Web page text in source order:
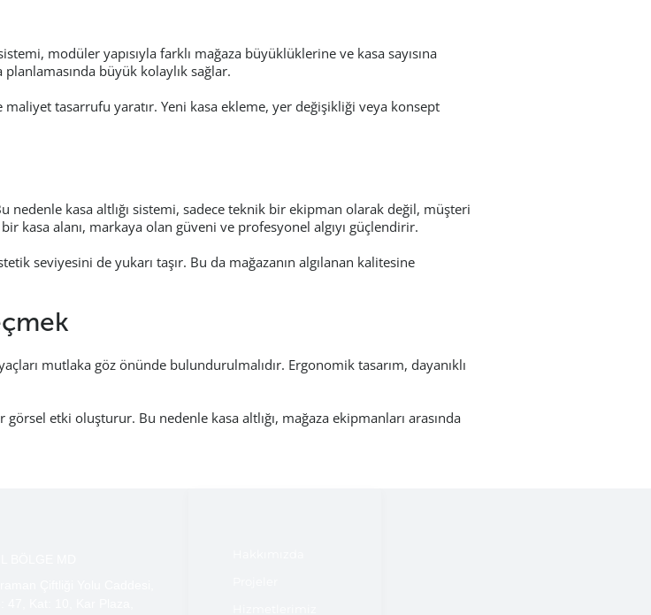
modüler yapısıyla farklı mağaza büyüklüklerine ve kasa sayısına
büyük kolaylık sağlar.
tasarrufu yaratır. Yeni kasa ekleme, yer değişikliği veya konsept
nedenle kasa altlığı sistemi, sadece teknik bir ekipman olarak değil, müşteri
alanı, markaya olan güveni ve profesyonel algıyı güçlendirir.
seviyesini de yukarı taşır. Bu da mağazanın algılanan kalitesine
mutlaka göz önünde bulundurulmalıdır. Ergonomik tasarım, dayanıklı
etki oluşturur. Bu nedenle kasa altlığı, mağaza ekipmanları arasında